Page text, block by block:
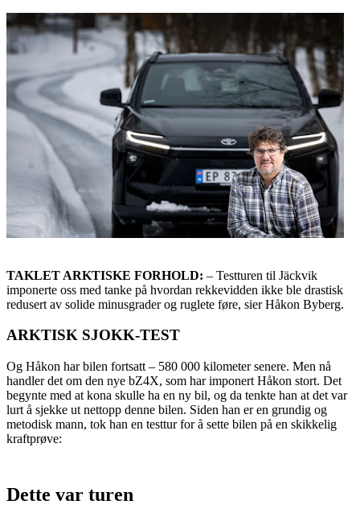
TAKLET ARKTISKE FORHOLD: – Testturen til Jäckvik
imponerte oss med tanke på hvordan rekkevidden ikke ble drastisk
redusert av solide minusgrader og ruglete føre, sier Håkon Byberg.
ARKTISK SJOKK-TEST
Og Håkon har bilen fortsatt – 580 000 kilometer senere. Men nå
handler det om den nye bZ4X, som har imponert Håkon stort. Det
begynte med at kona skulle ha en ny bil, og da tenkte han at det var
lurt å sjekke ut nettopp denne bilen. Siden han er en grundig og
metodisk mann, tok han en testtur for å sette bilen på en skikkelig
kraftprøve:
Dette var turen